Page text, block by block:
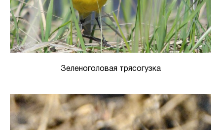
Зеленоголовая трясогузка